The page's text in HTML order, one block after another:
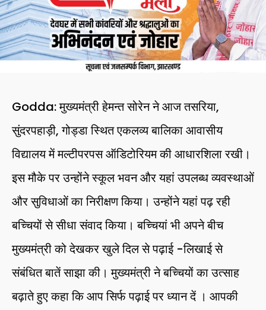
Godda: मुख्यमंत्री हेमन्त सोरेन ने आज तसरिया,
सुंदरपहाड़ी, गोड्डा स्थित एकलव्य बालिका आवासीय
विद्यालय में मल्टीपरपस ऑडिटोरियम की आधारशिला रखी।
इस मौके पर उन्होंने स्कूल भवन और यहां उपलब्ध व्यवस्थाओं
और सुविधाओं का निरीक्षण किया। उन्होंने यहां पढ़ रही
बच्चियों से सीधा संवाद किया। बच्चियां भी अपने बीच
मुख्यमंत्री को देखकर खुले दिल से पढ़ाई -लिखाई से
संबंधित बातें साझा की। मुख्यमंत्री ने बच्चियों का उत्साह
बढ़ाते हुए कहा कि आप सिर्फ पढ़ाई पर ध्यान दें । आपकी